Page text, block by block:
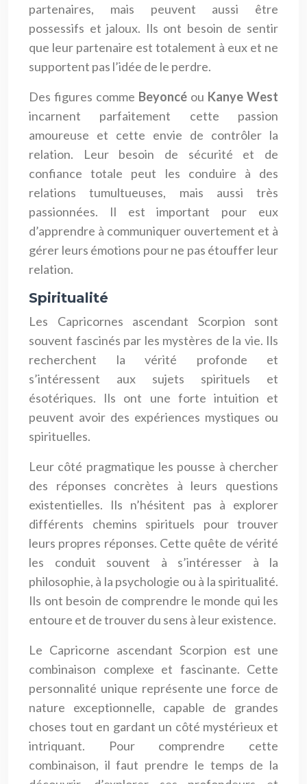
partenaires, mais peuvent aussi être
possessifs et jaloux. Ils ont besoin de sentir
que leur partenaire est totalement à eux et ne
supportent pas l’idée de le perdre.
Des figures comme Beyoncé ou Kanye West
incarnent parfaitement cette passion
amoureuse et cette envie de contrôler la
relation. Leur besoin de sécurité et de
confiance totale peut les conduire à des
relations tumultueuses, mais aussi très
passionnées. Il est important pour eux
d’apprendre à communiquer ouvertement et à
gérer leurs émotions pour ne pas étouffer leur
relation.
Spiritualité
Les Capricornes ascendant Scorpion sont
souvent fascinés par les mystères de la vie. Ils
recherchent la vérité profonde et
s’intéressent aux sujets spirituels et
ésotériques. Ils ont une forte intuition et
peuvent avoir des expériences mystiques ou
spirituelles.
Leur côté pragmatique les pousse à chercher
des réponses concrètes à leurs questions
existentielles. Ils n’hésitent pas à explorer
différents chemins spirituels pour trouver
leurs propres réponses. Cette quête de vérité
les conduit souvent à s’intéresser à la
philosophie, à la psychologie ou à la spiritualité.
Ils ont besoin de comprendre le monde qui les
entoure et de trouver du sens à leur existence.
Le Capricorne ascendant Scorpion est une
combinaison complexe et fascinante. Cette
personnalité unique représente une force de
nature exceptionnelle, capable de grandes
choses tout en gardant un côté mystérieux et
intriquant. Pour comprendre cette
combinaison, il faut prendre le temps de la